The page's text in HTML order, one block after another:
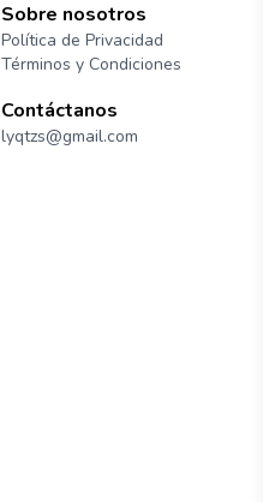
Sobre nosotros
Política de Privacidad
Términos y Condiciones
Contáctanos
lyqtzs@gmail.com